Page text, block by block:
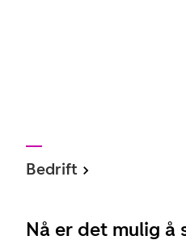
Bedrift
Nå er det mulig å